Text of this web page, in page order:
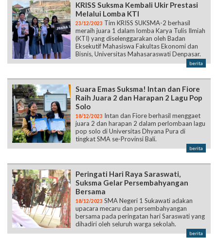
KRISS Suksma Kembali Ukir Prestasi
Melalui Lomba KTI
23/12/2023 Tim KRISS SUKSMA-2 berhasil
meraih juara 1 dalam lomba Karya Tulis Ilmiah
(KTI) yang diselenggarakan oleh Badan
Eksekutif Mahasiswa Fakultas Ekonomi dan
Bisnis, Universitas Mahasaraswati Denpasar.
berita
Suara Emas Suksma! Intan dan Fiore
Raih Juara 2 dan Harapan 2 Lagu Pop
Solo
18/12/2023 Intan dan Fiore berhasil menggaet
juara 2 dan harapan 2 dalam perlombaan lagu
pop solo di Universitas Dhyana Pura di
tingkat SMA se-Provinsi Bali.
berita
Peringati Hari Raya Saraswati,
Suksma Gelar Persembahyangan
Bersama
18/12/2023 SMA Negeri 1 Sukawati adakan
upacara mecaru dan persembahyangan
bersama pada peringatan hari Saraswati yang
dihadiri oleh seluruh warga sekolah.
berita